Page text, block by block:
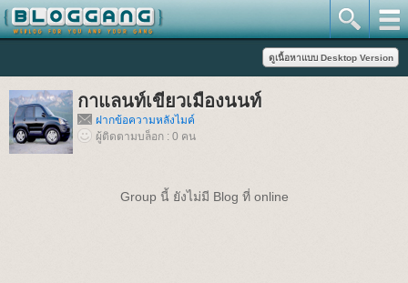
กาแลนท์เขียวเมืองนนท์
ฝากข้อความหลังไมค์
ผู้ติดตามบล็อก : 0 คน
Group นี้ ยังไม่มี Blog ที่ online